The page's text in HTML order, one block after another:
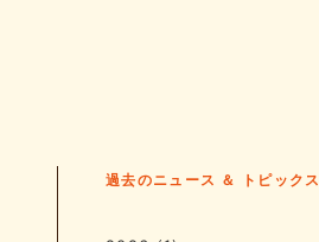
過去のニュース ＆ トピックス